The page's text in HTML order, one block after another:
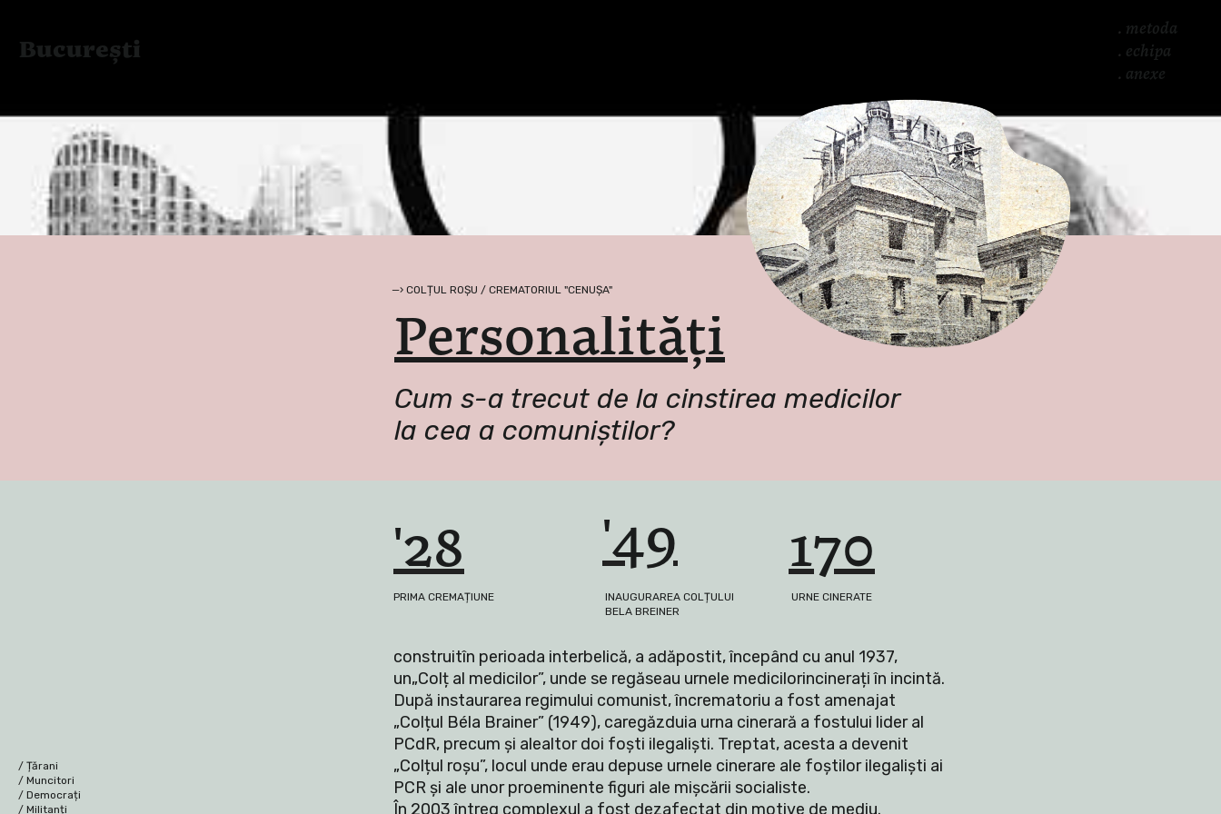
/ Țărani
/ Muncitori
/ Democrați
/ Militanți
. metoda
. echipa
. anexe
București
—› COLȚUL ROȘU / CREMATORIUL "CENUȘA"
Personalități
Cum s-a trecut de la cinstirea medicilor
la cea a comuniștilor?
170
'49
'28
PRIMA CREMAȚIUNE URNE CINERATE
INAUGURAREA COLȚULUI
BELA BREINER
construitîn perioada interbelică, a adăpostit, începând cu anul 1937,
un„Colț al medicilor”, unde se regăseau urnele medicilorincinerați în incintă.
După instaurarea regimului comunist, încrematoriu a fost amenajat
„Colțul Béla Brainer” (1949), caregăzduia urna cinerară a fostului lider al
PCdR, precum și alealtor doi foști ilegaliști. Treptat, acesta a devenit
„Colțul roșu”, locul unde erau depuse urnele cinerare ale foștilor ilegaliști ai
PCR și ale unor proeminente figuri ale mișcării socialiste.
În 2003 întreg complexul a fost dezafectat din motive de mediu.